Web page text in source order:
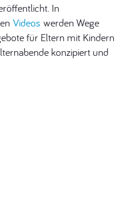
In
Videos werden Wege
für Eltern mit Kindern
konzipiert und